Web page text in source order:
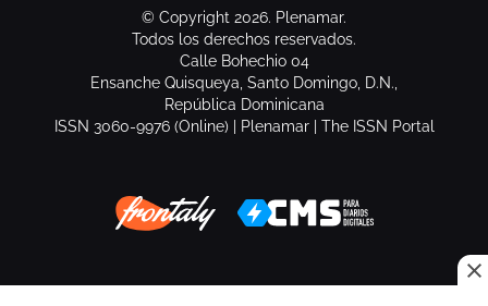
© Copyright 2026. Plenamar.
Todos los derechos reservados.
Calle Bohechio 04
Ensanche Quisqueya, Santo Domingo, D.N.,
República Dominicana
ISSN 3060-9976 (Online) | Plenamar | The ISSN Portal